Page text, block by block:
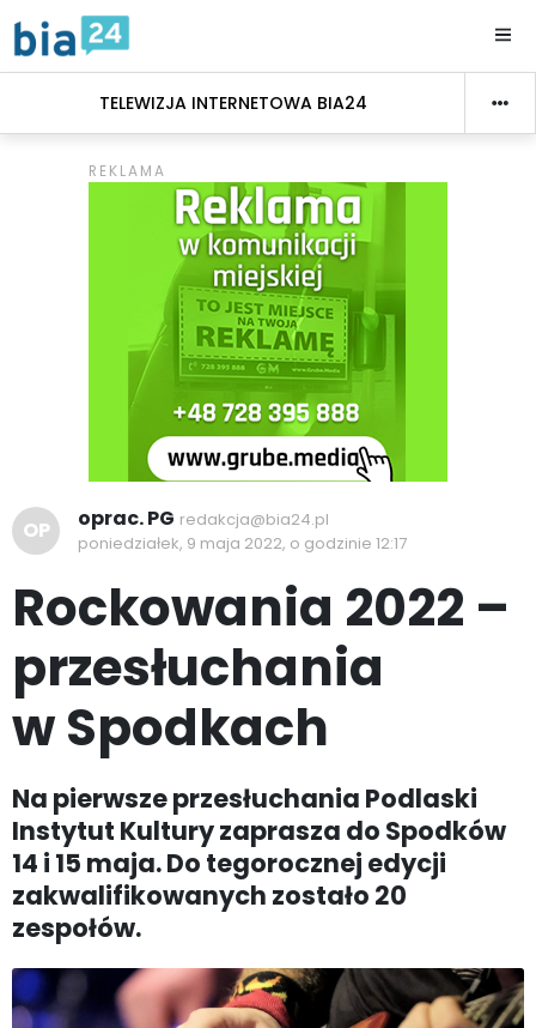
TELEWIZJA INTERNETOWA BIA24
OP oprac. PG redakcja@bia24.pl
poniedziałek, 9 maja 2022, o godzinie 12:17
Rockowania 2022 –
przesłuchania
w Spodkach
Na pierwsze przesłuchania Podlaski
Instytut Kultury zaprasza do Spodków
14 i 15 maja. Do tegorocznej edycji
zakwalifikowanych zostało 20
zespołów.